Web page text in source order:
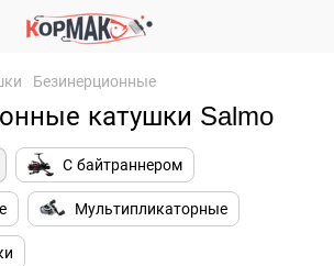
Безинерционные
катушки Salmo
С байтраннером
Мультипликаторные